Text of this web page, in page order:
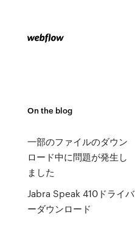
On the blog
一部のファイルのダウン
ロード中に問題が発生し
ました
Jabra Speak 410ドライバ
ーダウンロード